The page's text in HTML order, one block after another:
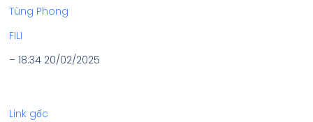
Tùng Phong
FILI
– 18:34 20/02/2025
Link gốc